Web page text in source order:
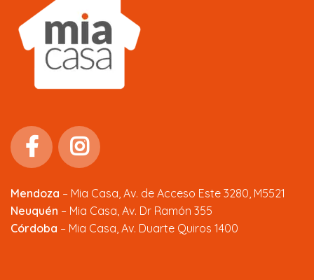
Mendoza – Mia Casa, Av. de Acceso Este 3280, M5521
Neuquén – Mia Casa, Av. Dr Ramón 355
Córdoba – Mia Casa, Av. Duarte Quiros 1400